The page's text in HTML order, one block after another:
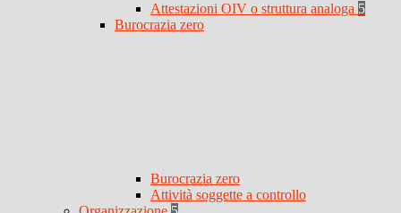
Attestazioni OIV o struttura analoga 5
Burocrazia zero
Burocrazia zero
Attività soggette a controllo